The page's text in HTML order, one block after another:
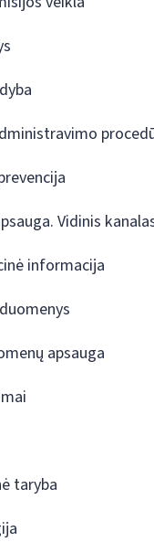
Vidinis
informacija
apsauga
taryba